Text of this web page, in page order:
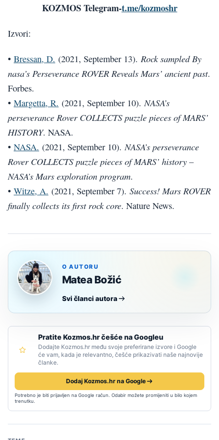
KOZMOS Telegram-t.me/kozmoshr
Izvori:
• Bressan, D. (2021, September 13). Rock sampled By
nasa’s Perseverance ROVER Reveals Mars’ ancient past.
Forbes.
• Margetta, R. (2021, September 10).NASA’s
perseverance Rover COLLECTS puzzle pieces of MARS’
HISTORY. NASA.
• NASA. (2021, September 10).NASA’s perseverance
Rover COLLECTS puzzle pieces of MARS’ history –
NASA’s Mars exploration program.
• Witze, A. (2021, September 7). Success! Mars ROVER
finally collects its first rock core. Nature News.
O AUTORU
Matea Božić
Svi članci autora
Pratite Kozmos.hr češće na Googleu
Dodajte Kozmos.hr među svoje preferirane izvore i Google
će vam, kada je relevantno, češće prikazivati naše najnovije
članke.
Dodaj Kozmos.hr na Google
Potrebno je biti prijavljen na Google račun. Odabir možete promijeniti u bilo kojem
trenutku.